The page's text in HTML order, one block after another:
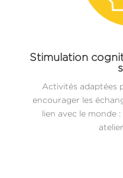
Stimulation
Activités adaptées
encourager les
lien avec le monde :